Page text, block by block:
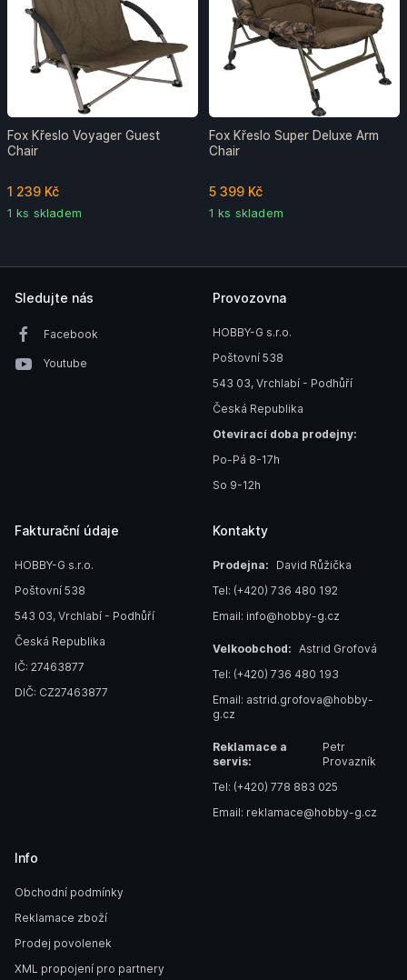
Fox Křeslo Voyager Guest
Chair
1 239 Kč
1 ks skladem
Fox Křeslo Super Deluxe Arm
Chair
5 399 Kč
1 ks skladem
Sledujte nás
Facebook
Youtube
Provozovna
HOBBY-G s.r.o.
Poštovní 538
543 03, Vrchlabí - Podhůří
Česká Republika
Otevírací doba prodejny:
Po-Pá 8-17h
So 9-12h
Fakturační údaje
HOBBY-G s.r.o.
Poštovní 538
543 03, Vrchlabí - Podhůří
Česká Republika
IČ: 27463877
DIČ: CZ27463877
Kontakty
Prodejna:
David Růžička
Tel: (+420) 736 480 192
Email: info@hobby-g.cz
Velkoobchod: Astrid Grofová
Tel: (+420) 736 480 193
Email: astrid.grofova@hobby-
g.cz
Reklamace a
servis:
Petr
Provazník
Tel: (+420) 778 883 025
Email: reklamace@hobby-g.cz
Info
Obchodní podmínky
Reklamace zboží
Prodej povolenek
XML propojení pro partnery